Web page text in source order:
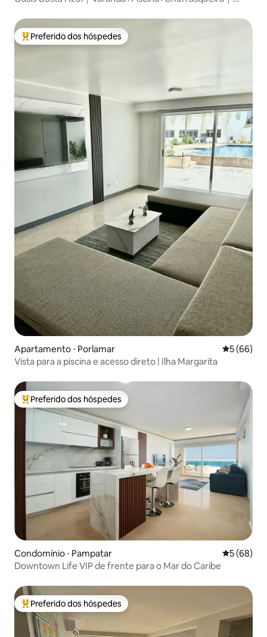
Entre os melhores preferidos dos hóspedes
Preferido dos hóspedes
Apartamento ⋅ Porlamar 5 de uma
5 (66)
Vista para a piscina e acesso direto | Ilha Margarita
Entre os melhores preferidos dos hóspedes
Preferido dos hóspedes
Condomínio ⋅ Pampatar 5 de uma
5 (68)
Downtown Life VIP de frente para o Mar do Caribe
Entre os melhores preferidos dos hóspedes
Preferido dos hóspedes